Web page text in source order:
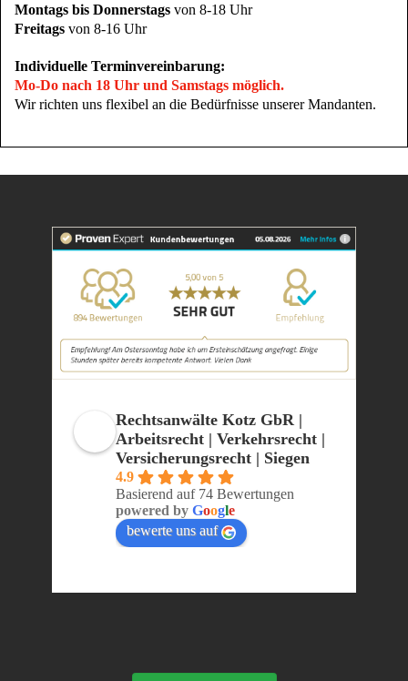
Montags bis Donnerstags von 8-18 Uhr
Freitags von 8-16 Uhr
Individuelle Terminvereinbarung:
Mo-Do nach 18 Uhr und Samstags möglich.
Wir richten uns flexibel an die Bedürfnisse unserer Mandanten.
Rechtsanwälte Kotz GbR |
Arbeitsrecht | Verkehrsrecht |
Versicherungsrecht | Siegen
4.9
Basierend auf 74 Bewertungen
powered by Google
bewerte uns auf